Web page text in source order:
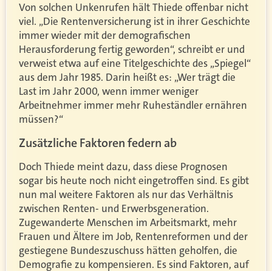
Von solchen Unkenrufen hält Thiede offenbar nicht
viel. „Die Rentenversicherung ist in ihrer Geschichte
immer wieder mit der demografischen
Herausforderung fertig geworden“, schreibt er und
verweist etwa auf eine Titelgeschichte des „Spiegel“
aus dem Jahr 1985. Darin heißt es: „Wer trägt die
Last im Jahr 2000, wenn immer weniger
Arbeitnehmer immer mehr Ruheständler ernähren
müssen?“
Zusätzliche Faktoren federn ab
Doch Thiede meint dazu, dass diese Prognosen
sogar bis heute noch nicht eingetroffen sind. Es gibt
nun mal weitere Faktoren als nur das Verhältnis
zwischen Renten- und Erwerbsgeneration.
Zugewanderte Menschen im Arbeitsmarkt, mehr
Frauen und Ältere im Job, Rentenreformen und der
gestiegene Bundeszuschuss hätten geholfen, die
Demografie zu kompensieren. Es sind Faktoren, auf